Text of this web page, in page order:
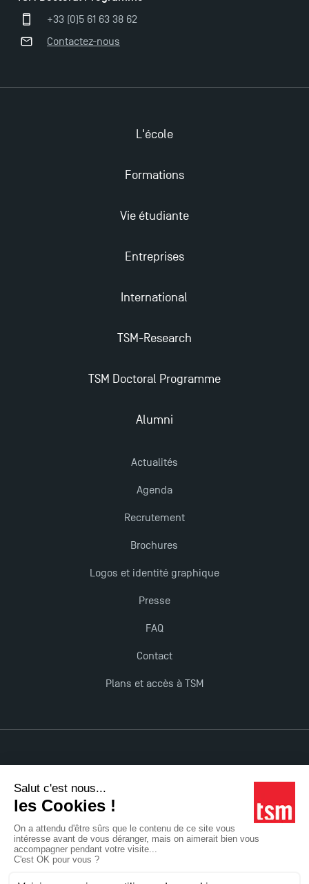
Ouverture des candidatures en Master pour 2024-
Nouvelles formations à Toulouse School of
+33 (0)5 61 63 38 62
Contactez-nous
L'école
Formations
Vie étudiante
Entreprises
International
TSM-Research
TSM Doctoral Programme
Alumni
Actualités
Agenda
Recrutement
Brochures
Logos et identité graphique
Presse
FAQ
Contact
Plans et accès à TSM
Accessibilité : non conforme